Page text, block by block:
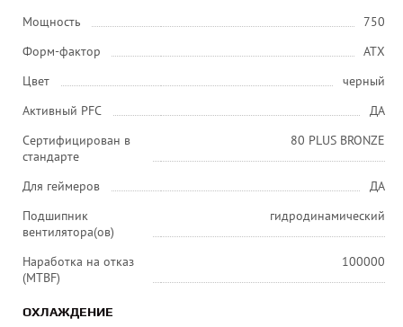
Мощность
750
Форм-фактор
ATX
Цвет
черный
Активный PFC
ДА
Сертифицирован в
стандарте
80 PLUS BRONZE
Для геймеров
ДА
Подшипник
вентилятора(ов)
гидродинамический
Наработка на отказ
(MTBF)
100000
ОХЛАЖДЕНИЕ